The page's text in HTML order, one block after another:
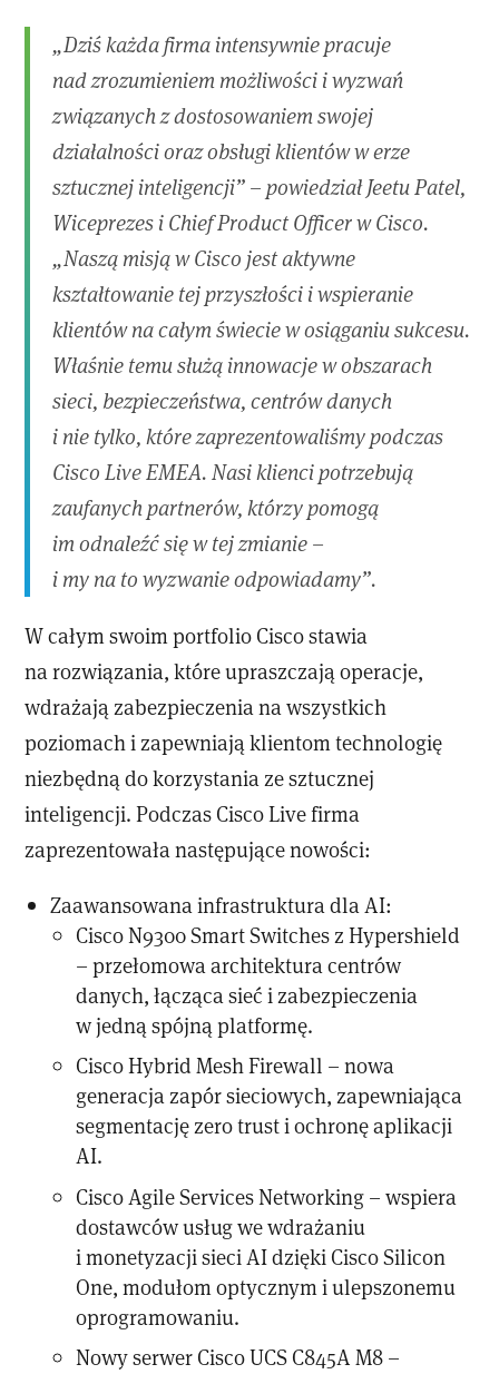
„Dziś każda firma intensywnie pracuje
nad zrozumieniem możliwości i wyzwań
związanych z dostosowaniem swojej
działalności oraz obsługi klientów w erze
sztucznej inteligencji” – powiedział Jeetu Patel,
Wiceprezes i Chief Product Officer w Cisco.
„Naszą misją w Cisco jest aktywne
kształtowanie tej przyszłości i wspieranie
klientów na całym świecie w osiąganiu sukcesu.
Właśnie temu służą innowacje w obszarach
sieci, bezpieczeństwa, centrów danych
i nie tylko, które zaprezentowaliśmy podczas
Cisco Live EMEA. Nasi klienci potrzebują
zaufanych partnerów, którzy pomogą
im odnaleźć się w tej zmianie –
i my na to wyzwanie odpowiadamy”.
W całym swoim portfolio Cisco stawia
na rozwiązania, które upraszczają operacje,
wdrażają zabezpieczenia na wszystkich
poziomach i zapewniają klientom technologię
niezbędną do korzystania ze sztucznej
inteligencji. Podczas Cisco Live firma
zaprezentowała następujące nowości:
Zaawansowana infrastruktura dla AI:
Cisco N9300 Smart Switches z Hypershield
– przełomowa architektura centrów
danych, łącząca sieć i zabezpieczenia
w jedną spójną platformę.
Cisco Hybrid Mesh Firewall – nowa
generacja zapór sieciowych, zapewniająca
segmentację zero trust i ochronę aplikacji
AI.
Cisco Agile Services Networking – wspiera
dostawców usług we wdrażaniu
i monetyzacji sieci AI dzięki Cisco Silicon
One, modułom optycznym i ulepszonemu
oprogramowaniu.
Nowy serwer Cisco UCS C845A M8 –